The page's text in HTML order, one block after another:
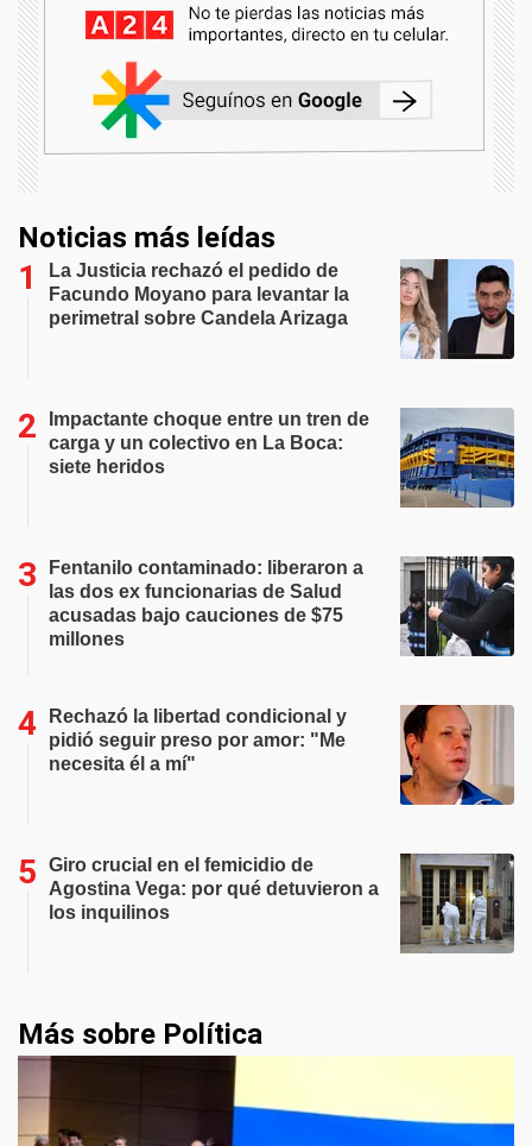
Noticias más leídas
La Justicia rechazó el pedido de
Facundo Moyano para levantar la
perimetral sobre Candela Arizaga
Impactante choque entre un tren de
carga y un colectivo en La Boca:
siete heridos
Fentanilo contaminado: liberaron a
las dos ex funcionarias de Salud
acusadas bajo cauciones de $75
millones
Rechazó la libertad condicional y
pidió seguir preso por amor: "Me
necesita él a mí"
Giro crucial en el femicidio de
Agostina Vega: por qué detuvieron a
los inquilinos
Más sobre Política